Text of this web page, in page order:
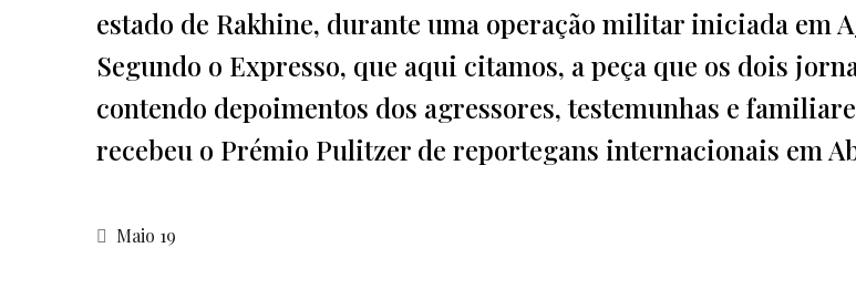
estado de Rakhine, durante uma operação militar iniciada em
Segundo o Expresso, que aqui citamos, a peça que os dois
contendo depoimentos dos agressores, testemunhas e
recebeu o Prémio Pulitzer de reportegans internacionais em
Maio 19